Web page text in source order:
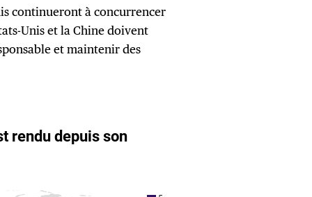
continueront à concurrencer
Unis et la Chine doivent
et maintenir des